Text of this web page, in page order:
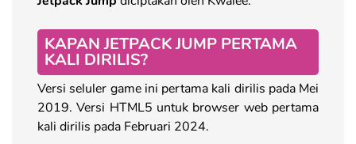
KAPAN JETPACK JUMP PERTAMA
KALI DIRILIS?
Versi seluler game ini pertama kali dirilis pada Mei
2019. Versi HTML5 untuk browser web pertama
kali dirilis pada Februari 2024.